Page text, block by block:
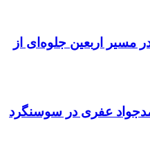
مسیر اربعین جلوه‌ای از
عفری در سوسنگرد